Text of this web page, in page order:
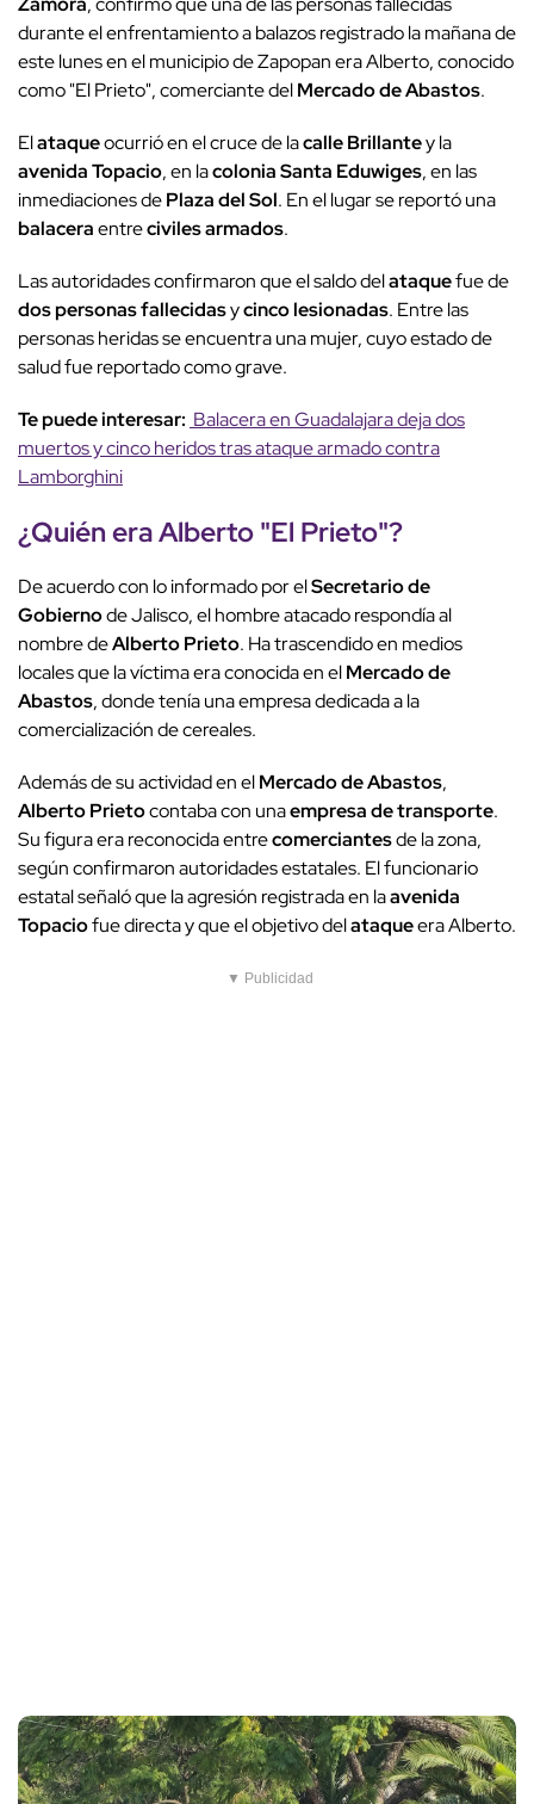
durante el enfrentamiento a balazos registrado la mañana de
este lunes en el municipio de Zapopan era Alberto, conocido
como "El Prieto", comerciante delMercado de Abastos.
Elataqueocurrió en el cruce de lacalle Brillantey la
avenida Topacio, en lacolonia Santa Eduwiges, en las
inmediaciones dePlaza del Sol. En el lugar se reportó una
balaceraentreciviles armados.
Las autoridades confirmaron que el saldo delataquefue de
dos personas fallecidasycinco lesionadas. Entre las
personas heridas se encuentra una mujer, cuyo estado de
salud fue reportado como grave.
Te puede interesar: Balacera en Guadalajara deja dos
muertos y cinco heridos tras ataque armado contra
Lamborghini
¿Quién era Alberto "El Prieto"?
De acuerdo con lo informado por elSecretario de
Gobiernode Jalisco, el hombre atacado respondía al
nombre deAlberto Prieto. Ha trascendido en medios
locales que la víctima era conocida en elMercado de
Abastos, donde tenía una empresa dedicada a la
comercialización de cereales.
Además de su actividad en elMercado de Abastos,
Alberto Prietocontaba con unaempresa de transporte.
Su figura era reconocida entrecomerciantesde la zona,
según confirmaron autoridades estatales. El funcionario
estatal señaló que la agresión registrada en laavenida
Topaciofue directa y que el objetivo delataqueera Alberto.
▼ Publicidad